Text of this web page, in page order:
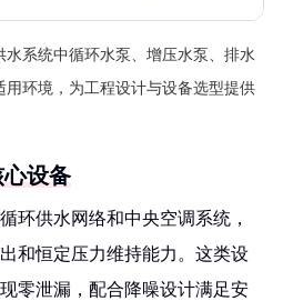
水系统中循环水泵、增压水泵、排水
环境，为工程设计与设备选型提供
设备
环供水网络和中央空调系统，
和恒定压力维持能力。这类设
零泄漏，配合降噪设计满足安